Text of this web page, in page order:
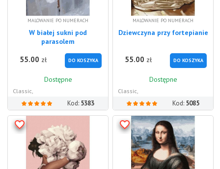
MALOWANIE PO NUMERACH
W białej sukni pod
parasolem
55.00 zł DO KOSZYKA
Dostępne
Classic,
Kod: 5383
MALOWANIE PO NUMERACH
Dziewczyna przy fortepianie
55.00 zł DO KOSZYKA
Dostępne
Classic,
Kod: 5085